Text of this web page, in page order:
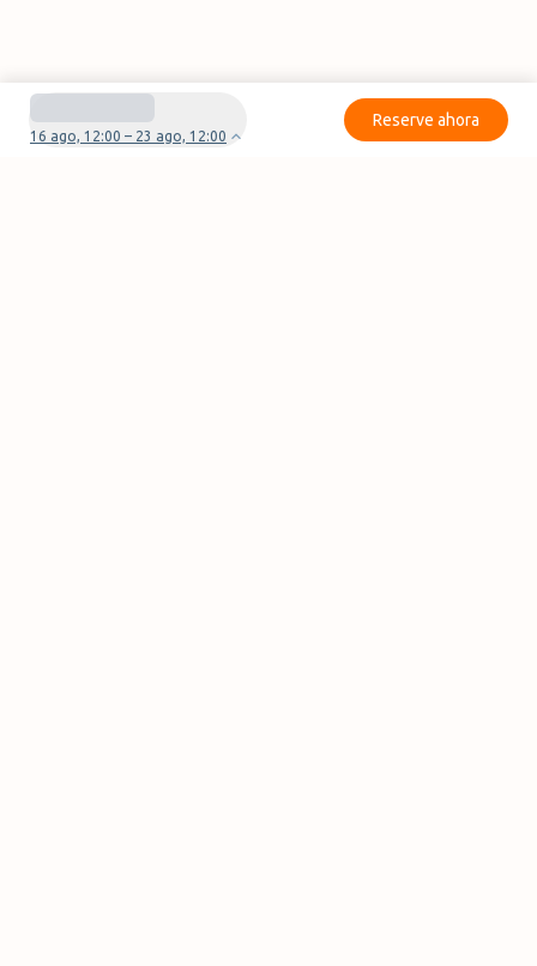
16 ago, 12:00 – 23 ago, 12:00
Reserve ahora